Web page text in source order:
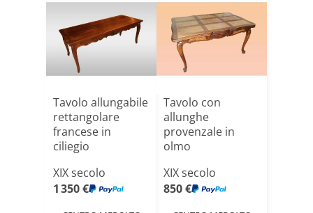
Tavolo allungabile
rettangolare
francese in
ciliegio
XIX secolo
1 350 €
Tavolo con
allunghe
provenzale in
olmo
XIX secolo
850 €